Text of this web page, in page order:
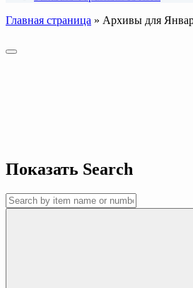
Главная страница » Архивы для
Показать Search